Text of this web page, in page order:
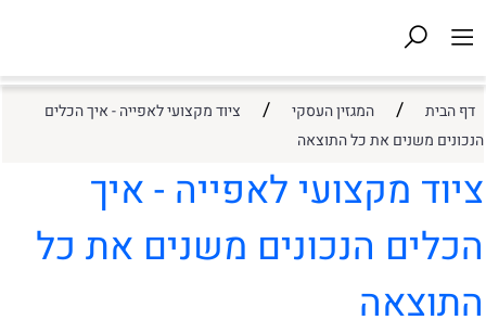
דף הבית / המגזין העסקי /
ציוד מקצועי לאפייה - איך הכלים
הנכונים משנים את כל התוצאה
ציוד מקצועי לאפייה - איך
הכלים הנכונים משנים את כל
התוצאה